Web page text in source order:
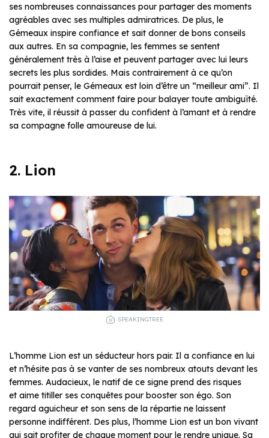
ses nombreuses connaissances pour partager des moments
agréables avec ses multiples admiratrices. De plus, le
Gémeaux inspire confiance et sait donner de bons conseils
aux autres. En sa compagnie, les femmes se sentent
généralement très à l’aise et peuvent partager avec lui leurs
secrets les plus sordides. Mais contrairement à ce qu’on
pourrait penser, le Gémeaux est loin d’être un “meilleur ami”. Il
sait exactement comment faire pour balayer toute ambiguïté.
Très vite, il réussit à passer du confident à l’amant et à rendre
sa compagne folle amoureuse de lui.
2. Lion
SPEAKINGTREE
L’homme Lion est un séducteur hors pair. Il a confiance en lui
et n’hésite pas à se vanter de ses nombreux atouts devant les
femmes. Audacieux, le natif de ce signe prend des risques
et aime titiller ses conquêtes pour booster son égo. Son
regard aguicheur et son sens de la répartie ne laissent
personne indifférent. Des plus, l’homme Lion est un bon vivant
qui sait profiter de chaque moment pour le rendre unique. Sa